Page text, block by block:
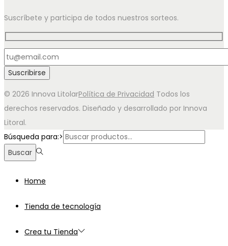
Suscríbete y participa de todos nuestros sorteos.
© 2026 Innova LitolarPolítica de Privacidad Todos los
derechos reservados. Diseñado y desarrollado por Innova
Litoral.
Búsqueda para:>
Buscar
Home
Tienda de tecnología
Crea tu Tienda